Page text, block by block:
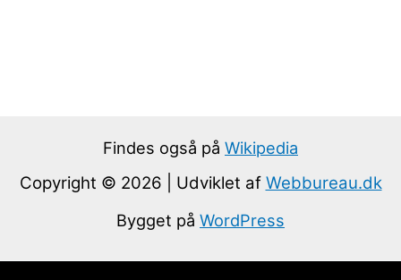
Findes også på Wikipedia
Copyright © 2026 | Udviklet af Webbureau.dk
Bygget på WordPress